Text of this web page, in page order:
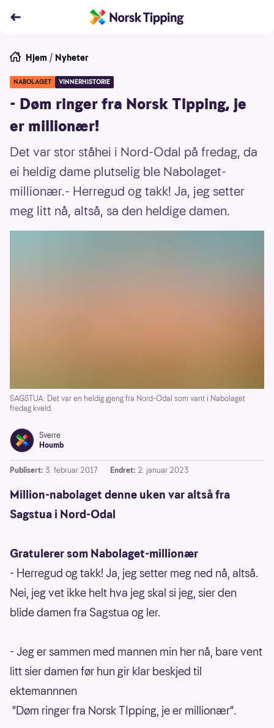
Hjem / Nyheter
NABOLAGET VINNERHISTORIE
- Døm ringer fra Norsk Tipping, je
er millionær!
Det var stor ståhei i Nord-Odal på fredag, da
ei heldig dame plutselig ble Nabolaget-
millionær.- Herregud og takk! Ja, jeg setter
meg litt nå, altså, sa den heldige damen.
SAGSTUA: Det var en heldig gjeng fra Nord-Odal som vant i Nabolaget
fredag kveld.
Sverre
Houmb
Publisert: 3. februar 2017 Endret: 2. januar 2023
Million-nabolaget denne uken var altså fra
Sagstua i Nord-Odal
Gratulerer som Nabolaget-millionær
- Herregud og takk! Ja, jeg setter meg ned nå, altså.
Nei, jeg vet ikke helt hva jeg skal si jeg, sier den
blide damen fra Sagstua og ler.
- Jeg er sammen med mannen min her nå, bare vent
litt sier damen før hun gir klar beskjed til
ektemannnen
"Døm ringer fra Norsk TIpping, je er millionær".